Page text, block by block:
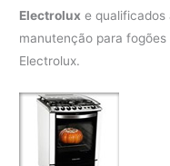
Electrolux e qualificados
manutenção para
Electrolux.